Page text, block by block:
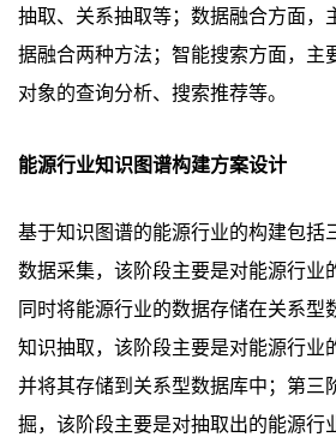
抽取、关系抽取等；数据融合方面，
据融合两种方法；智能搜索方面，主
对象的查询分析、搜索推荐等。
能源行业知识图谱构建方案设计
基于知识图谱的能源行业的构建包括
数据采集，该阶段主要是对能源行业
同时将能源行业的数据存储在关系型
知识抽取，该阶段主要是对能源行业
并将其存储到关系型数据库中；第三
掘，该阶段主要是对抽取出的能源行